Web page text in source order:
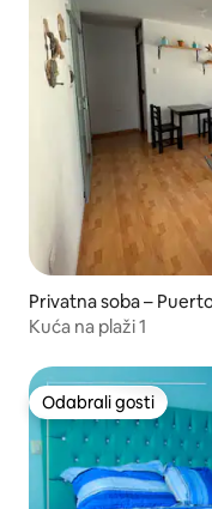
Privatna soba –
Kuća na plaži 1
Odabrali gosti
Odabrali gosti